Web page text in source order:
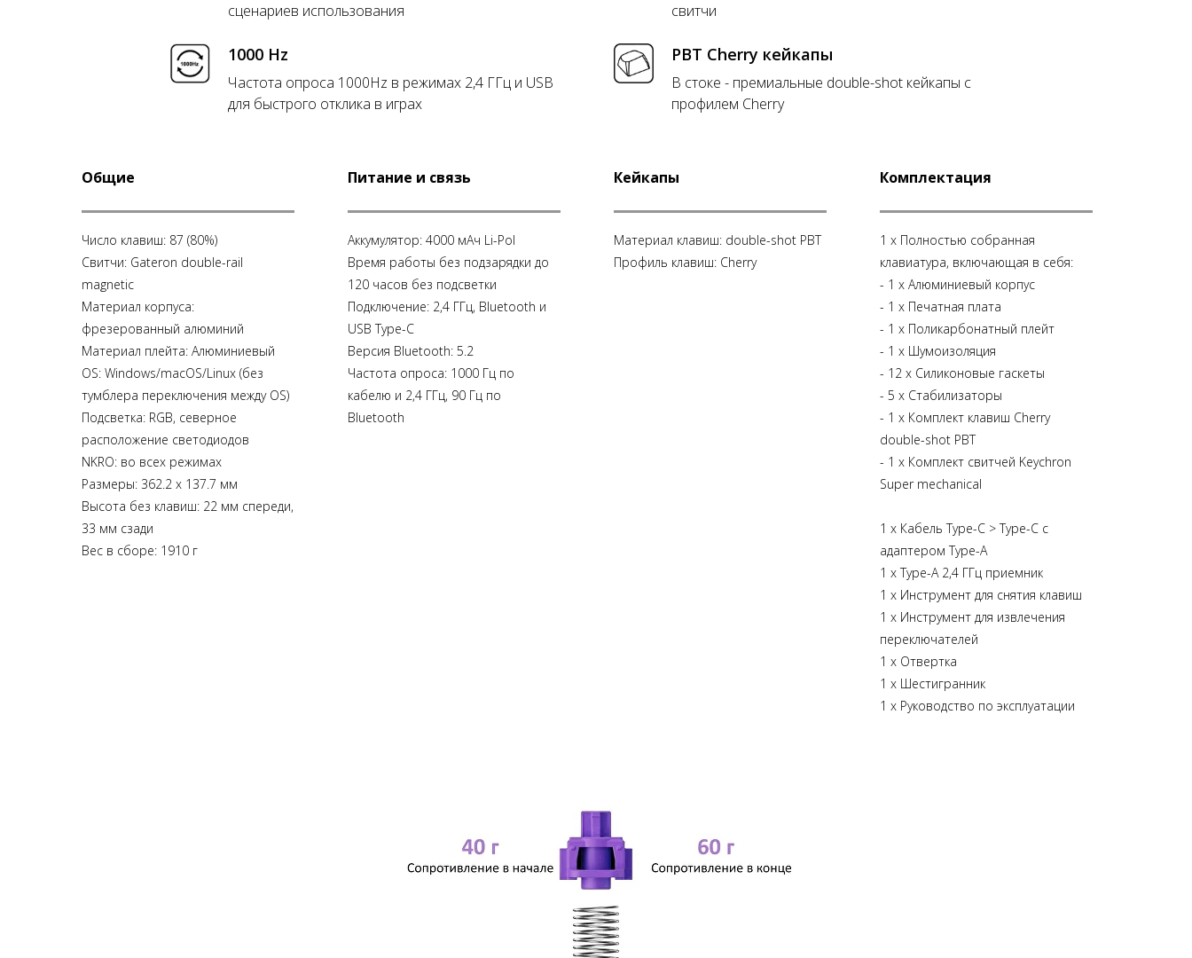
сценариев использования
свитчи
1000 Hz
Частота опроса 1000Hz в режимах 2,4 ГГц и USB
для быстрого отклика в играх
PBT Cherry кейкапы
В стоке - премиальные double-shot кейкапы с
профилем Cherry
Общие
Число клавиш: 87 (80%)
Свитчи: Gateron double-rail
magnetic
Материал корпуса:
фрезерованный алюминий
Материал плейта: Алюминиевый
OS: Windows/macOS/Linux (без
тумблера переключения между OS)
Подсветка: RGB, северное
расположение светодиодов
NKRO: во всех режимах
Размеры: 362.2 x 137.7 мм
Высота без клавиш: 22 мм спереди,
33 мм сзади
Вес в сборе: 1910 г
Питание и связь
Аккумулятор: 4000 мАч Li-Pol
Время работы без подзарядки до
120 часов без подсветки
Подключение: 2,4 ГГц, Bluetooth и
USB Type-C
Версия Bluetooth: 5.2
Частота опроса: 1000 Гц по
кабелю и 2,4 ГГц, 90 Гц по
Bluetooth
Кейкапы
Материал клавиш: double-shot PBT
Профиль клавиш: Cherry
Комплектация
1 x Полностью собранная
клавиатура, включающая в себя:
- 1 х Алюминиевый корпус
- 1 х Печатная плата
- 1 х Поликарбонатный плейт
- 1 х Шумоизоляция
- 12 х Силиконовые гаскеты
- 5 х Стабилизаторы
- 1 x Комплект клавиш Cherry
double-shot PBT
- 1 x Комплект свитчей Keychron
Super mechanical
1 x Кабель Type-C > Type-C с
адаптером Type-A
1 x Type-A 2,4 ГГц приемник
1 х Инструмент для снятия клавиш
1 х Инструмент для извлечения
переключателей
1 х Отвертка
1 х Шестигранник
1 х Руководство по эксплуатации